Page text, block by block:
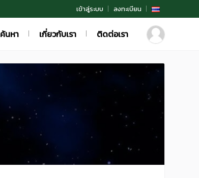
เข้าสู่ระบบ ลงทะเบียน
ค้นหา เกี่ยวกับเรา ติดต่อเรา